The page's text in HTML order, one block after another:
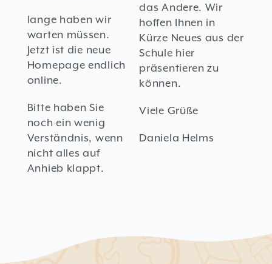
lange haben wir
warten müssen.
Jetzt ist die neue
Homepage endlich
online.
Bitte haben Sie
noch ein wenig
Verständnis, wenn
nicht alles auf
Anhieb klappt.
das Andere. Wir
hoffen Ihnen in
Kürze Neues aus der
Schule hier
präsentieren zu
können.
Viele Grüße
Daniela Helms